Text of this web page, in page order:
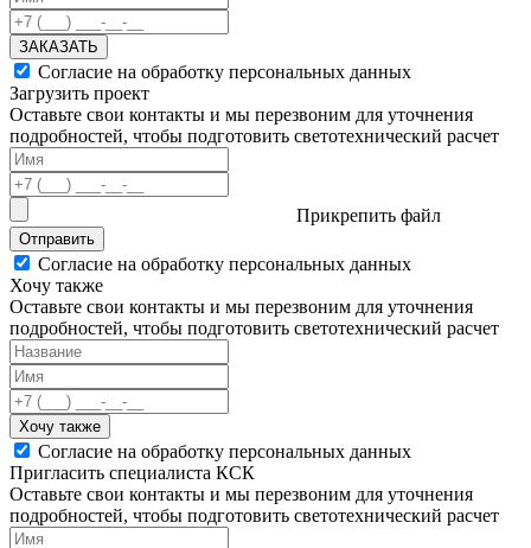
ЗАКАЗАТЬ
Согласие на обработку персональных данных
Загрузить проект
Оставьте свои контакты и мы перезвоним для уточнения
подробностей, чтобы подготовить светотехнический расчет
Прикрепить файл
Отправить
Согласие на обработку персональных данных
Хочу также
Оставьте свои контакты и мы перезвоним для уточнения
подробностей, чтобы подготовить светотехнический расчет
Хочу также
Согласие на обработку персональных данных
Пригласить специалиста КСК
Оставьте свои контакты и мы перезвоним для уточнения
подробностей, чтобы подготовить светотехнический расчет